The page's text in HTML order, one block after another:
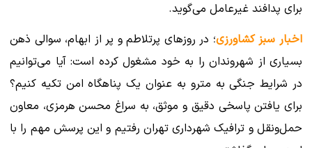
برای پدافند غیرعامل می‌گوید.
اخبار سبز کشاورزی؛ در روزهای پرتلاطم و پر از ابهام، سوالی ذهن
بسیاری از شهروندان را به خود مشغول کرده است: آیا می‌توانیم
در شرایط جنگی به مترو به عنوان یک پناهگاه امن تکیه کنیم؟
برای یافتن پاسخی دقیق و موثق، به سراغ محسن هرمزی، معاون
حمل‌ونقل و ترافیک شهرداری تهران رفتیم و این پرسش مهم را با